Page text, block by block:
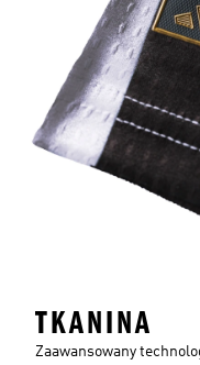
TKANINA
Zaawansowany